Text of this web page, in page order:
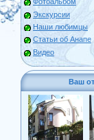
Экскурсии
Наши любимцы
Статьи об Анапе
Видео
Ваш